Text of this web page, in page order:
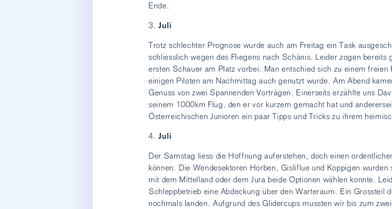
Ende.
Juli
Trotz schlechter Prognose wurde auch am Freitag ein Task
schliesslich wegen des Fliegens nach Schänis. Leider zogen bereits
ersten Schauer am Platz vorbei. Man entschied sich zu einem freien
einigen Piloten am Nachmittag auch genutzt wurde. Am Abend
Genuss von zwei Spannenden Vorträgen. Einerseits erzählte uns
seinem 1000km Flug, den er vor kurzem gemacht hat und
Österreichischen Junioren ein paar Tipps und Tricks zu ihrem
Juli
Der Samstag liess die Hoffnung auferstehen, doch einen
können. Die Wendesektoren Horben, Gisliflue und Koppigen wurden
mit dem Mittelland oder dem Jura beide Optionen wählen konnte.
Schleppbetrieb eine Abdeckung über den Warteraum. Ein Grossteil
nochmals landen. Aufgrund des Glidercups mussten wir bis zum